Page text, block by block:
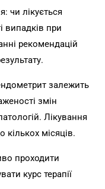
чи лікується
випадків при
рекомендацій
залежить
змін
Лікування
кількох місяців.
проходити
курс терапії